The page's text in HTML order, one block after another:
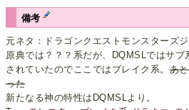
備考
元ネタ：ドラゴンクエストモンスターズ
原典では？？？系だが、DQMSLではサ
されていたのでここではブレイク系。あ
った
新たなる神の特性はDQMSLより。